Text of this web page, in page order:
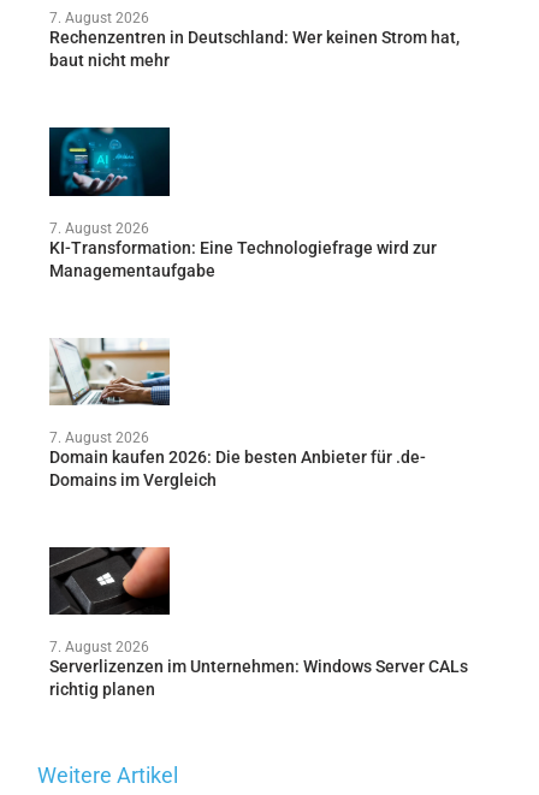
7. August 2026
Rechenzentren in Deutschland: Wer keinen Strom hat,
baut nicht mehr
7. August 2026
KI-Transformation: Eine Technologiefrage wird zur
Managementaufgabe
7. August 2026
Domain kaufen 2026: Die besten Anbieter für .de-
Domains im Vergleich
7. August 2026
Serverlizenzen im Unternehmen: Windows Server CALs
richtig planen
Weitere Artikel